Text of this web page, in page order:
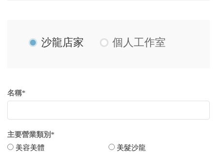
沙龍店家 個人工作室
名稱*
主要營業類別*
美容美體
美髮沙龍